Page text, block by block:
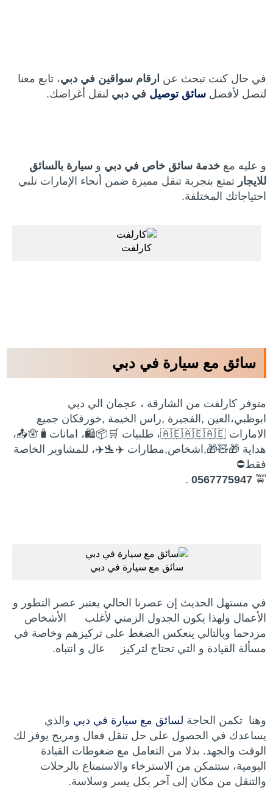
في حال كنت تبحث عن ارقام سواقين في دبي، تابع معنا
لتصل لأفضلسائق توصيل في دبي لنقل أغراضك.
و عليه معخدمة سائق خاص في دبي وسيارة بالسائق
للايجارتمتع بتجربة تنقل مميزة ضمن أنحاء الإمارات تلبي
احتياجاتك المختلفة.
كارلفت
سائق مع سيارة في دبي
متوفر كارلفت من الشارقة ، عجمان الي دبي
ابوظبي،العين ,الفجيرة ,راس الخيمة ,خورفكان جميع
الامارات 🇦🇪🇦🇪🇦🇪، طلبيات 🛒📦🛍️، امانات🧳🪬📤،
هداية 🎁🧸🎁,اشخاص,مطارات ✈️🛬✈️، للمشاوير الخاصة
فقط⛔️
🚖
0567775947
.
سائق مع سيارة في دبي
في مستهل الحديث إن عصرنا الحالي يعتبر عصر التطور و
الأعمال ولهذا يكون الجدول الزمني لأغلب الأشخاص
مزدحما وبالتالي ينعكس الضغط على تركيزهم وخاصة في
مسألة القيادة و التي تحتاج لتركيز عال و انتباه.
وهنا تكمن الحاجة لسائق مع سيارة في دبي والذي
يساعدك في الحصول على حل تنقل فعال ومريح يوفر لك
الوقت والجهد. بدلا من التعامل مع ضغوطات القيادة
اليومية، ستتمكن من الاسترخاء والاستمتاع بالرحلات
والتنقل من مكان إلى آخر بكل يسر وسلاسة.